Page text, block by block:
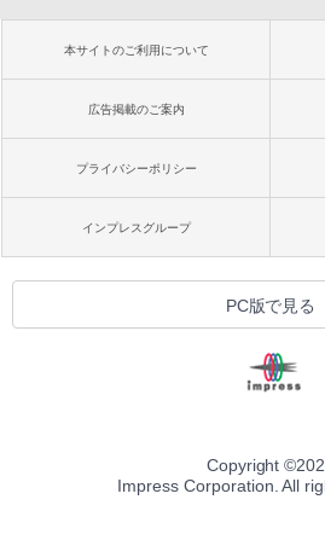
本サイトのご利用について
広告掲載のご案内
プライバシーポリシー
インプレスグループ
PC版で見る
Copyright ©
Impress Corporation. All